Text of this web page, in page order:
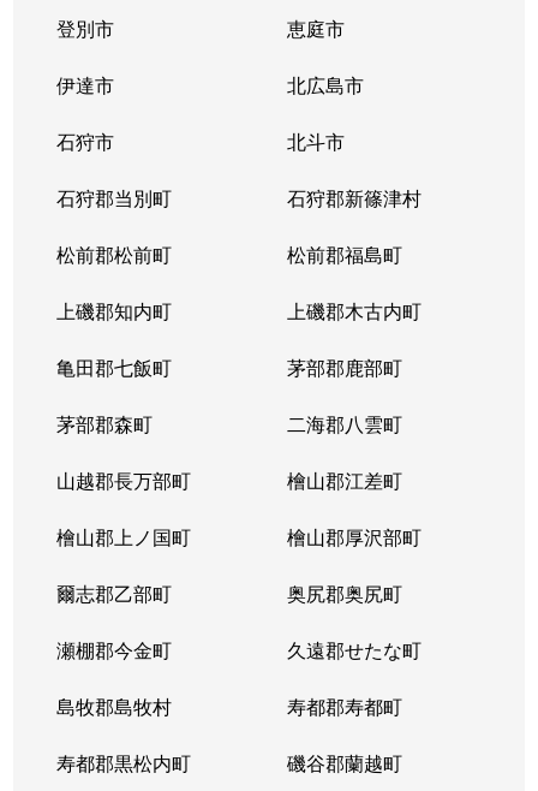
北４６条東
栄町(札幌)
北４６条東
栄町(札幌)
東苗穂５条
元町(札幌)
伏古４条
環状通東
本町２条
環状通東
登別市 恵庭市
伊達市 北広島市
石狩市 北斗市
石狩郡当別町 石狩郡新篠津村
松前郡松前町 松前郡福島町
上磯郡知内町 上磯郡木古内町
亀田郡七飯町 茅部郡鹿部町
茅部郡森町 二海郡八雲町
山越郡長万部町 檜山郡江差町
檜山郡上ノ国町 檜山郡厚沢部町
爾志郡乙部町 奥尻郡奥尻町
瀬棚郡今金町 久遠郡せたな町
島牧郡島牧村 寿都郡寿都町
寿都郡黒松内町 磯谷郡蘭越町